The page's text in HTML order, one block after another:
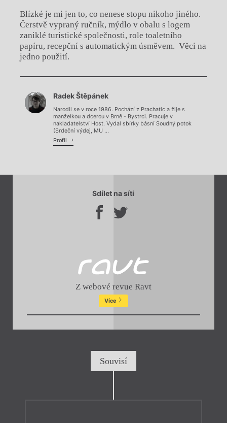
Blízké je mi jen to, co nenese stopu nikoho jiného.
Čerstvě vypraný ručník, mýdlo v obalu s logem
zaniklé turistické společnosti, role toaletního
papíru, recepční s automatickým úsměvem. Věci na
jedno použití.
Chviličku.
Načítá se.
Radek Štěpánek
Narodil se v roce 1986. Pochází z Prachatic a žije s
manželkou a dcerou v Brně - Bystrci. Pracuje v
nakladatelství Host. Vydal sbírky básní Soudný potok
(Srdeční výdej, MU ...
Profil
Sdílet na síti
Z webové revue Ravt
Více
Souvisí